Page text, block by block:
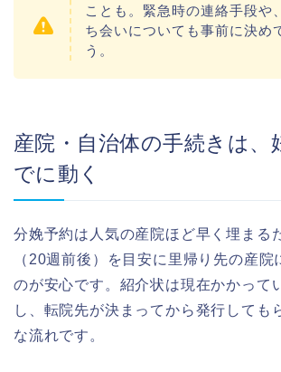
ことも。緊急時の連絡手段や
ち会いについても事前に決め
う。
産院・自治体の手続きは、
でに動く
分娩予約は人気の産院ほど早く埋まる
（20週前後）を目安に里帰り先の産院
のが安心です。紹介状は現在かかって
し、転院先が決まってから発行しても
な流れです。